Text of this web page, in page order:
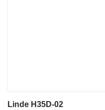
Linde H35D-02